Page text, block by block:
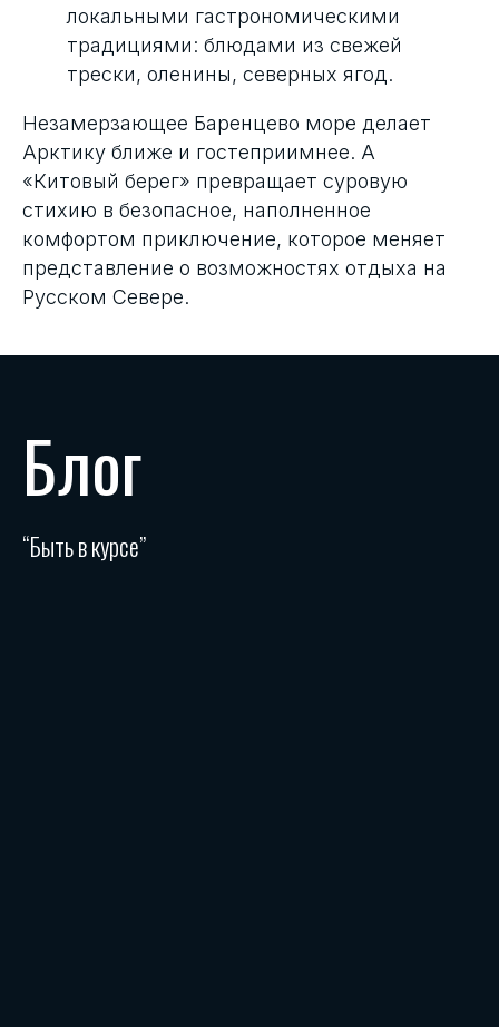
локальными гастрономическими
традициями: блюдами из свежей
трески, оленины, северных ягод.
Незамерзающее Баренцево море делает
Арктику ближе и гостеприимнее. А
«Китовый берег» превращает суровую
стихию в безопасное, наполненное
комфортом приключение, которое меняет
представление о возможностях отдыха на
Русском Севере.
Блог
“Быть в курсе”